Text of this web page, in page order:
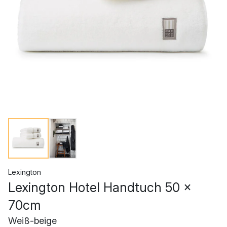
Lexington
Lexington Hotel Handtuch 50 x
70cm
Weiß-beige